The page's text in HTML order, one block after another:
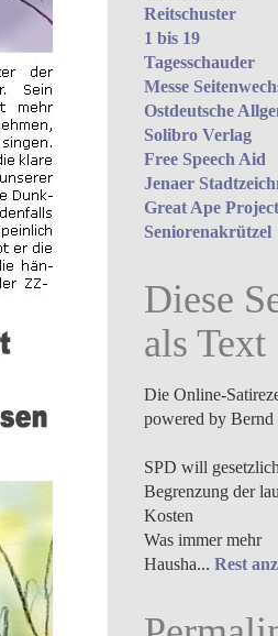
Reitschuster
1 bis 19
Tagesschauder
Messe
Ostdeutsche
Solibro Verlag
Free Speech Aid
Jenaer
Great Ape Project
Seniorenakrützel
Diese
als Text
Die Online-
powered by Bernd
SPD will
Begrenzung der
Kosten
Was immer mehr
Hausha... Rest